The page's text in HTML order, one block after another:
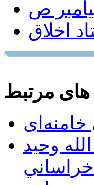
ص
اخلاق
های مرتبط
وحيد
خراساني